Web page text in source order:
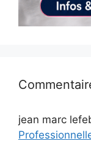
jean marc